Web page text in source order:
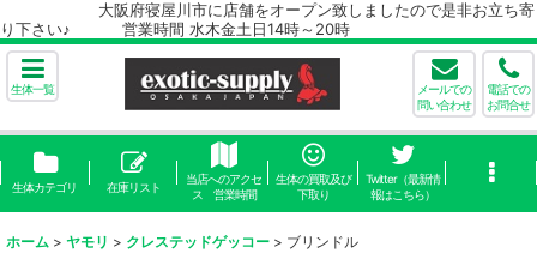
大阪府寝屋川市に店舗をオープン致しましたので是非お立ち寄
り下さい♪ 営業時間 水木金土日14時～20時
生体一覧
メールでの
問い合わせ
電話での
お問合せ
生体カテゴリ 在庫リスト
当店へのアクセ
ス 営業時間
生体の買取及び
下取り
Twitter（最新情
報はこちら）
ホーム > ヤモリ > クレステッドゲッコー > ブリンドル